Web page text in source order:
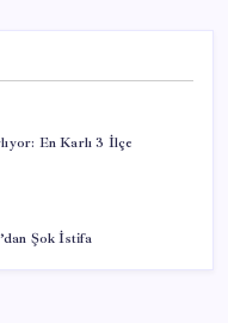
En Karlı 3 İlçe
Şok İstifa